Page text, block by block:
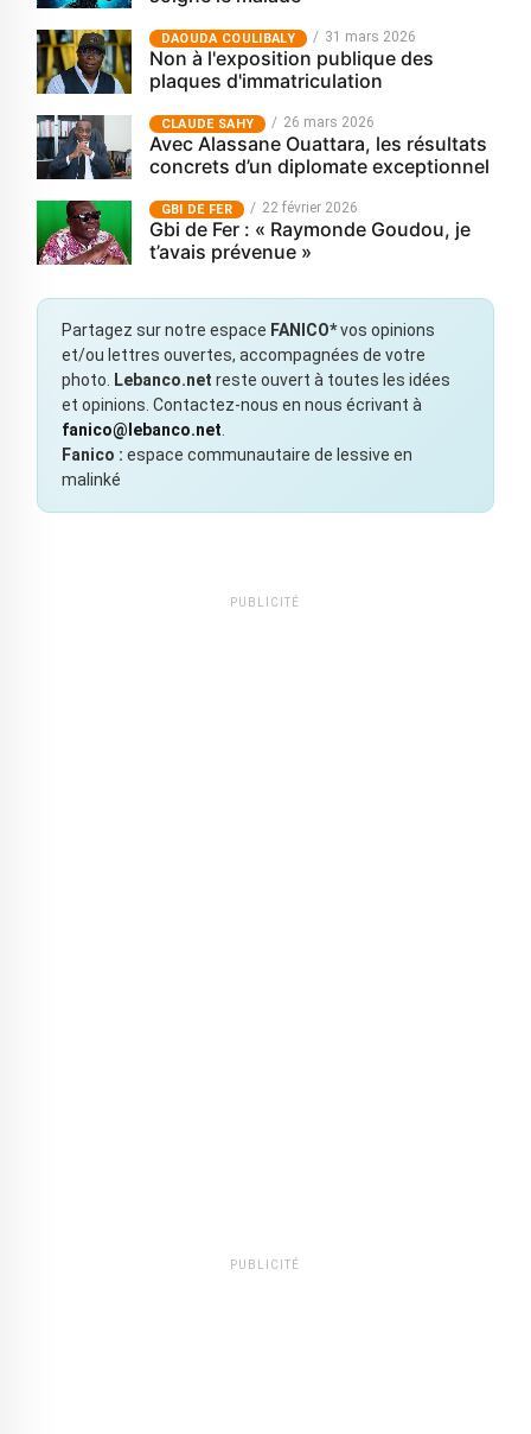
‎DAOUDA COULIBALY 31 mars 2026
Non à l'exposition publique des
plaques d'immatriculation
CLAUDE SAHY 26 mars 2026
Avec Alassane Ouattara, les résultats
concrets d’un diplomate exceptionnel
GBI DE FER 22 février 2026
Gbi de Fer : « Raymonde Goudou, je
t’avais prévenue »
Partagez sur notre espace FANICO*vos opinions
et/ou lettres ouvertes, accompagnées de votre
photo.
Lebanco.net reste ouvert à toutes les idées
et opinions. Contactez-nous en nous écrivant à
fanico@lebanco.net
Fanico : espace communautaire de lessive en
malinké
PUBLICITÉ
PUBLICITÉ